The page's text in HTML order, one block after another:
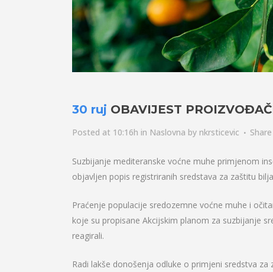
30 ruj OBAVIJEST
Posted at 10:16h in Naslovna by nkrsticevic Share
Suzbijanje mediteranske voćne muhe primjenom
objavljen popis registriranih sredstava za zaštitu
Praćenje populacije sredozemne voćne muhe i
koje su propisane Akcijskim planom za suzbijanje
reagirali.
Radi lakše donošenja odluke o primjeni sredstva